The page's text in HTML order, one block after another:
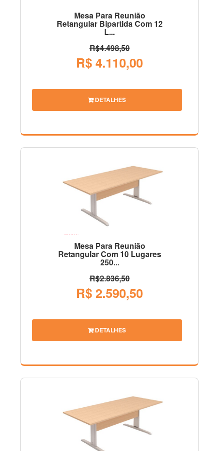
Mesa Para Reunião
Retangular Bipartida Com 12
L...
R$4.498,50
R$ 4.110,00
DETALHES
Mesa Para Reunião
Retangular Com 10 Lugares
250...
R$2.836,50
R$ 2.590,50
DETALHES